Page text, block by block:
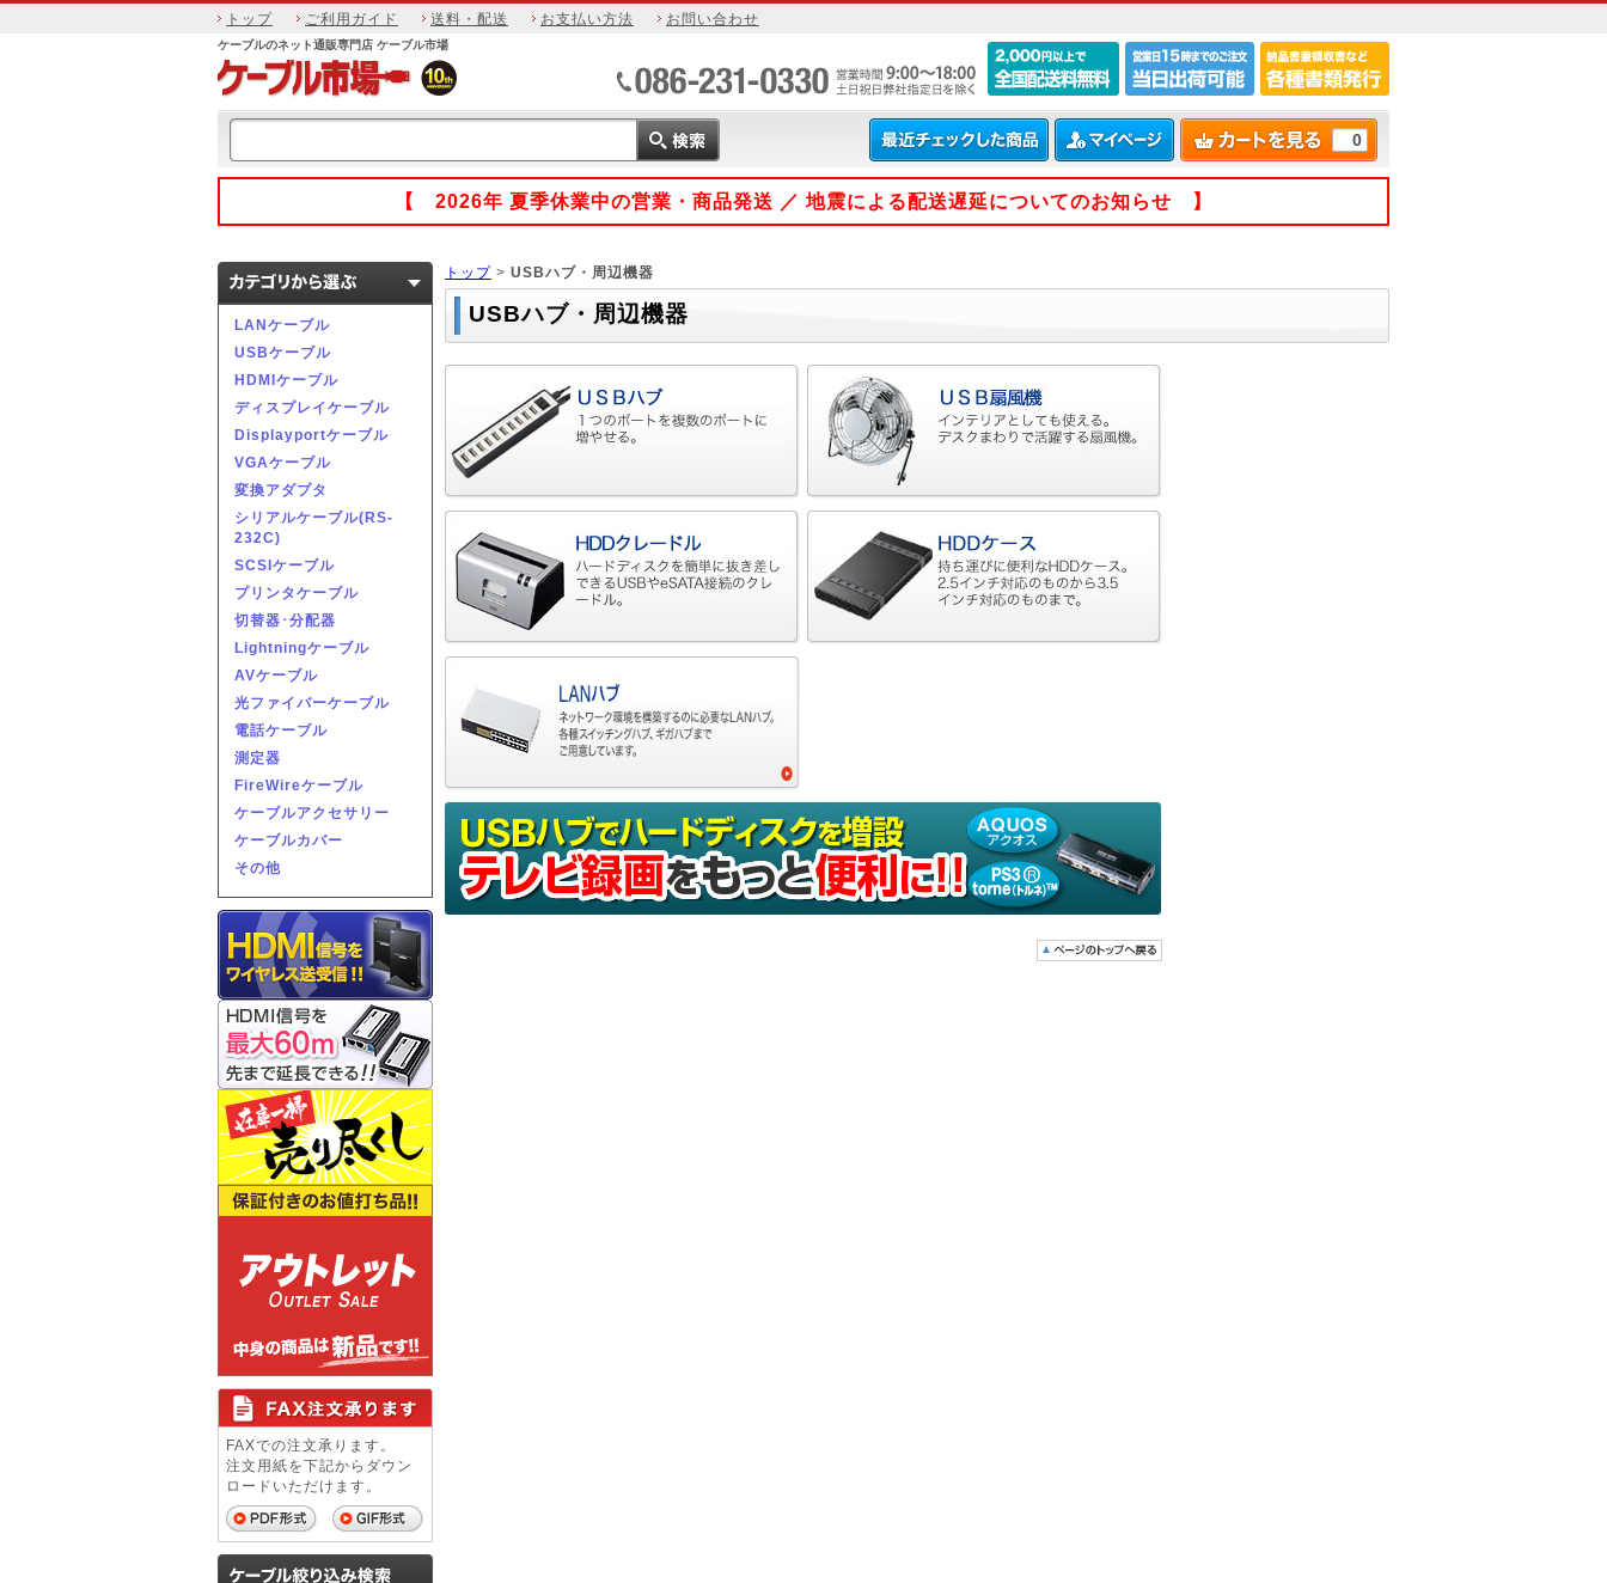
トップ ご利用ガイド 送料・配送 お支払い方法 お問い合わせ
ケーブルのネット通販専門店 ケーブル市場
0
【 2026年 夏季休業中の営業・商品発送 ／ 地震による配送遅延についてのお知らせ 】
LANケーブル
USBケーブル
HDMIケーブル
ディスプレイケーブル
Displayportケーブル
VGAケーブル
変換アダプタ
シリアルケーブル(RS-
232C)
SCSIケーブル
プリンタケーブル
切替器･分配器
Lightningケーブル
AVケーブル
光ファイバーケーブル
電話ケーブル
測定器
FireWireケーブル
ケーブルアクセサリー
ケーブルカバー
その他
FAXでの注文承ります。
注文用紙を下記からダウン
ロードいただけます。
トップ > USBハブ・周辺機器
USBハブ・周辺機器